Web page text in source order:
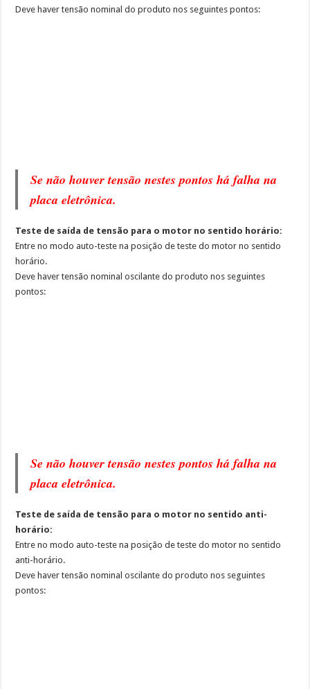
Deve haver tensão nominal do produto nos seguintes pontos:
Se não houver tensão nestes pontos há falha na
placa eletrônica.
Teste de saída de tensão para o motor no sentido horário:
Entre no modo auto-teste na posição de teste do motor no sentido
horário.
Deve haver tensão nominal oscilante do produto nos seguintes
pontos:
Se não houver tensão nestes pontos há falha na
placa eletrônica.
Teste de saída de tensão para o motor no sentido anti-
horário:
Entre no modo auto-teste na posição de teste do motor no sentido
anti-horário.
Deve haver tensão nominal oscilante do produto nos seguintes
pontos: